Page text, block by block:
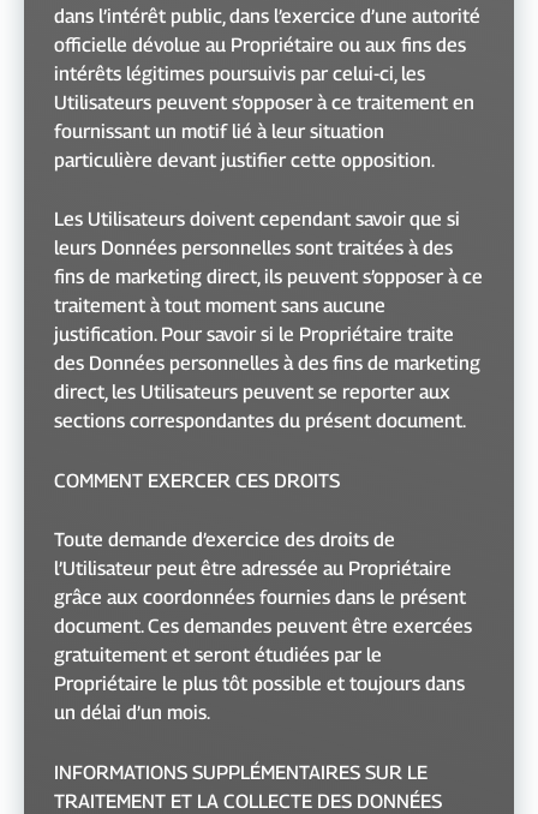
dans l’intérêt public, dans l’exercice d’une autorité
officielle dévolue au Propriétaire ou aux fins des
intérêts légitimes poursuivis par celui-ci, les
Utilisateurs peuvent s’opposer à ce traitement en
fournissant un motif lié à leur situation
particulière devant justifier cette opposition.
Les Utilisateurs doivent cependant savoir que si
leurs Données personnelles sont traitées à des
fins de marketing direct, ils peuvent s’opposer à ce
traitement à tout moment sans aucune
justification. Pour savoir si le Propriétaire traite
des Données personnelles à des fins de marketing
direct, les Utilisateurs peuvent se reporter aux
sections correspondantes du présent document.
COMMENT EXERCER CES DROITS
Toute demande d’exercice des droits de
l’Utilisateur peut être adressée au Propriétaire
grâce aux coordonnées fournies dans le présent
document. Ces demandes peuvent être exercées
gratuitement et seront étudiées par le
Propriétaire le plus tôt possible et toujours dans
un délai d’un mois.
INFORMATIONS SUPPLÉMENTAIRES SUR LE
TRAITEMENT ET LA COLLECTE DES DONNÉES